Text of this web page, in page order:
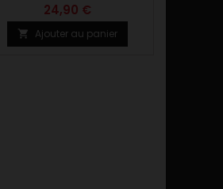
Hobbywing HW30840004
24,90 €
 Ajouter au panier